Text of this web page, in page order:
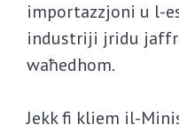
importazzjoni u l-
industriji jridu
waħedhom.
Jekk fi kliem il-